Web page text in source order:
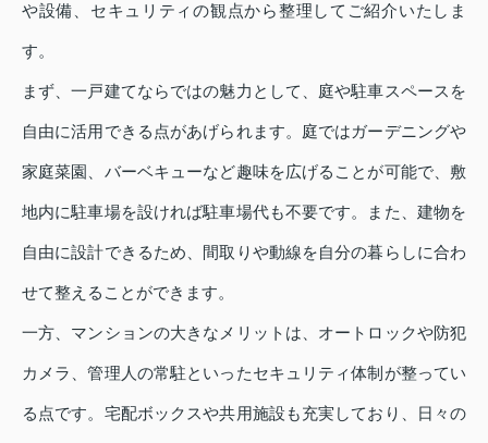
や設備、セキュリティの観点から整理してご紹介いたしま
す。
まず、一戸建てならではの魅力として、庭や駐車スペースを
自由に活用できる点があげられます。庭ではガーデニングや
家庭菜園、バーベキューなど趣味を広げることが可能で、敷
地内に駐車場を設ければ駐車場代も不要です。また、建物を
自由に設計できるため、間取りや動線を自分の暮らしに合わ
せて整えることができます。
一方、マンションの大きなメリットは、オートロックや防犯
カメラ、管理人の常駐といったセキュリティ体制が整ってい
る点です。宅配ボックスや共用施設も充実しており、日々の